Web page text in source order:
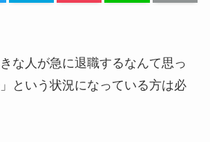
きな人が急に退職するなんて思っ
という状況になっている方は必